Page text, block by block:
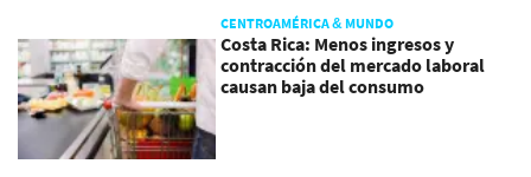
CENTROAMÉRICA & MUNDO
Costa Rica: Menos ingresos y
contracción del mercado laboral
causan baja del consumo